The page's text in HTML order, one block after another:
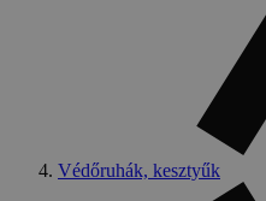
Védőruhák, kesztyűk